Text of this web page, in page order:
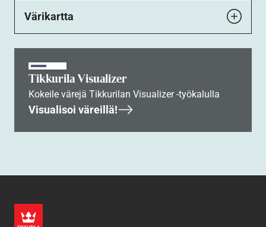
Värikartta
Tikkurila Visualizer
Kokeile värejä Tikkurilan Visualizer -työkalulla
Visualisoi väreillä!